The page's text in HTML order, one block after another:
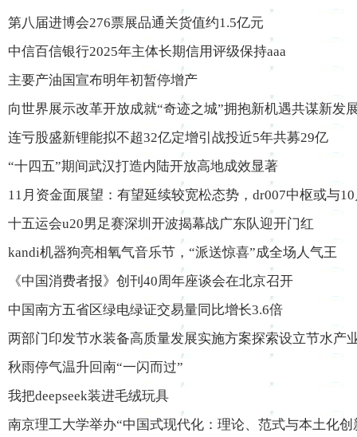
第八届进博会276票展品通关货值约1.5亿元
中信百信银行2025年主体长期信用评级保持aaa
主要产油国宣布明年初暂停增产
向世界展示改革开放成就“奇迹之城”拥抱新机遇共谋新发
连亏股盛新锂能拟不超32亿定增引战投近5年共募29亿
“十四五”期间武汉打造内陆开放高地成效显著
11月资金面展望：有望延续较宽松态势，dr007中枢或与
十五运会u20男足赛深圳开波揭幕战广东队迎开门红
kandi机器狗亮相氧气音乐节，“派送惊喜”成全场人气王
《中国消费者报》创刊40周年座谈会在北京召开
中国南方五省区绿电绿证交易量同比增长3.6倍
两部门印发节水装备高质量发展实施方案探索设立节水产
秋雨停气温升回南“一闪而过”
我把deepseek装进毛绒玩具
南京理工大学举办“中国式现代化：理论、范式与本土化创